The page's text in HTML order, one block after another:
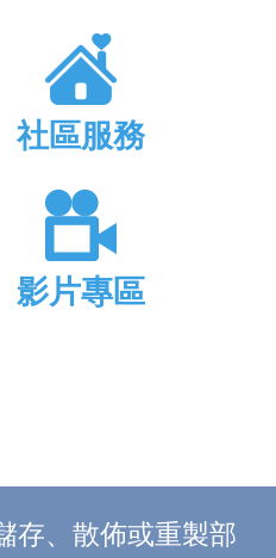
社區服務
影片專區
存、散佈或重製部